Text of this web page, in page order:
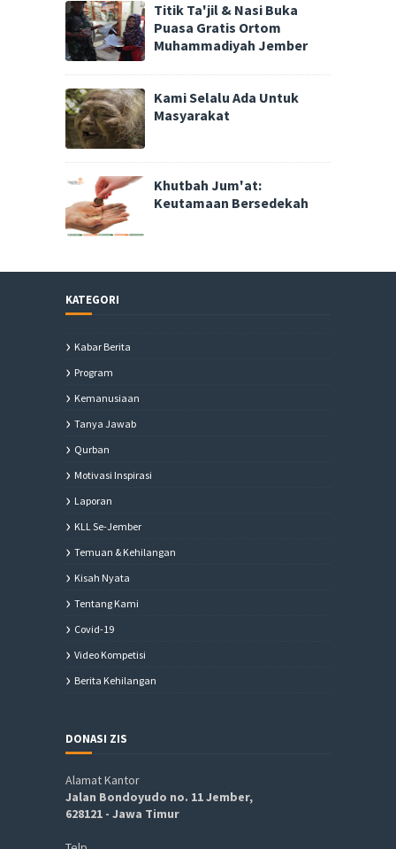
Titik Ta'jil & Nasi Buka
Puasa Gratis Ortom
Muhammadiyah Jember
Kami Selalu Ada Untuk
Masyarakat
Khutbah Jum'at:
Keutamaan Bersedekah
KATEGORI
Kabar Berita
Program
Kemanusiaan
Tanya Jawab
Qurban
Motivasi Inspirasi
Laporan
KLL Se-Jember
Temuan & Kehilangan
Kisah Nyata
Tentang Kami
Covid-19
Video Kompetisi
Berita Kehilangan
DONASI ZIS
Alamat Kantor
Jalan Bondoyudo no. 11 Jember,
628121 - Jawa Timur